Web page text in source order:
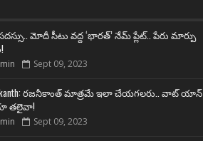
మోదీ సీటు వద్ద ‘భారత్’ నేమ్ ప్లేట్‌.. పేరు మార్పు
Sept 09, 2023
రజనీకాంత్ మాత్రమే ఇలా చేయగలరు.. వాట్ యాన్
తలైవా!
Sept 09, 2023